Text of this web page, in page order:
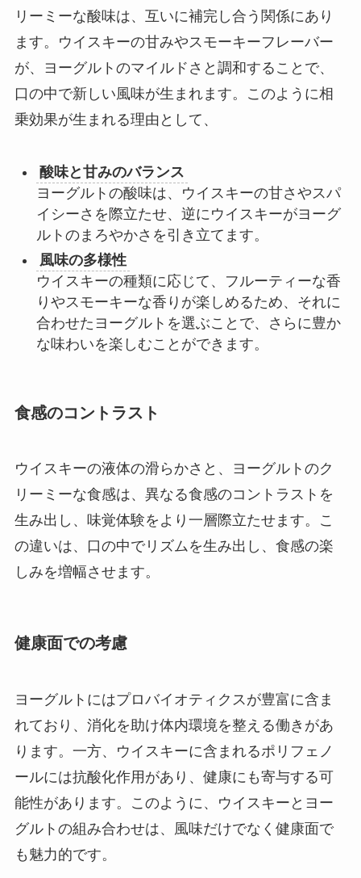
リーミーな酸味は、互いに補完し合う関係にあり
ます。ウイスキーの甘みやスモーキーフレーバー
が、ヨーグルトのマイルドさと調和することで、
口の中で新しい風味が生まれます。このように相
乗効果が生まれる理由として、
酸味と甘みのバランス
ヨーグルトの酸味は、ウイスキーの甘さやスパ
イシーさを際立たせ、逆にウイスキーがヨーグ
ルトのまろやかさを引き立てます。
風味の多様性
ウイスキーの種類に応じて、フルーティーな香
りやスモーキーな香りが楽しめるため、それに
合わせたヨーグルトを選ぶことで、さらに豊か
な味わいを楽しむことができます。
食感のコントラスト
ウイスキーの液体の滑らかさと、ヨーグルトのク
リーミーな食感は、異なる食感のコントラストを
生み出し、味覚体験をより一層際立たせます。こ
の違いは、口の中でリズムを生み出し、食感の楽
しみを増幅させます。
健康面での考慮
ヨーグルトにはプロバイオティクスが豊富に含ま
れており、消化を助け体内環境を整える働きがあ
ります。一方、ウイスキーに含まれるポリフェノ
ールには抗酸化作用があり、健康にも寄与する可
能性があります。このように、ウイスキーとヨー
グルトの組み合わせは、風味だけでなく健康面で
も魅力的です。